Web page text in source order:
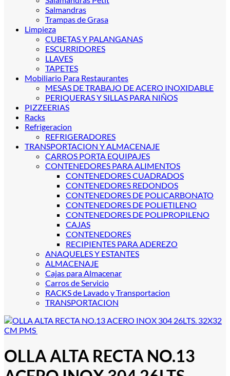
Salmandras
Trampas de Grasa
Limpieza
CUBETAS Y PALANGANAS
ESCURRIDORES
LLAVES
TAPETES
Mobiliario Para Restaurantes
MESAS DE TRABAJO DE ACERO INOXIDABLE
PERIQUERAS Y SILLAS PARA NIÑOS
PIZZEERIAS
Racks
Refrigeracion
REFRIGERADORES
TRANSPORTACION Y ALMACENAJE
CARROS PORTA EQUIPAJES
CONTENEDORES PARA ALIMENTOS
CONTENEDORES CUADRADOS
CONTENEDORES REDONDOS
CONTENEDORES DE POLICARBONATO
CONTENEDORES DE POLIETILENO
CONTENEDORES DE POLIPROPILENO
CAJAS
CONTENEDORES
RECIPIENTES PARA ADEREZO
ANAQUELES Y ESTANTES
ALMACENAJE
Cajas para Almacenar
Carros de Servicio
RACKS de Lavado y Transportacion
TRANSPORTACION
OLLA ALTA RECTA NO.13